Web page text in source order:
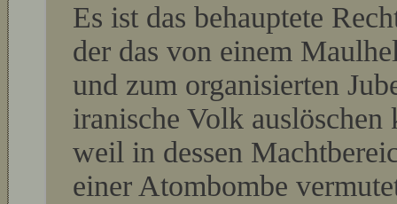
Es ist das behauptete
der das von einem
und zum organisierten
iranische Volk auslöschen
weil in dessen
einer Atombombe